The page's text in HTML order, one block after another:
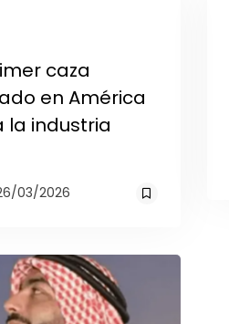
caza
en América
la industria
03/2026